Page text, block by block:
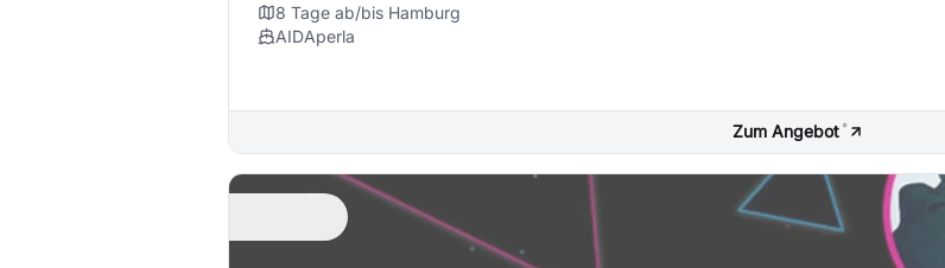
8 Tage ab/bis Hamburg
AIDAperla
Zum Angebot *